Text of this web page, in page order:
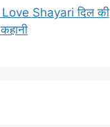
Shayari दिल की